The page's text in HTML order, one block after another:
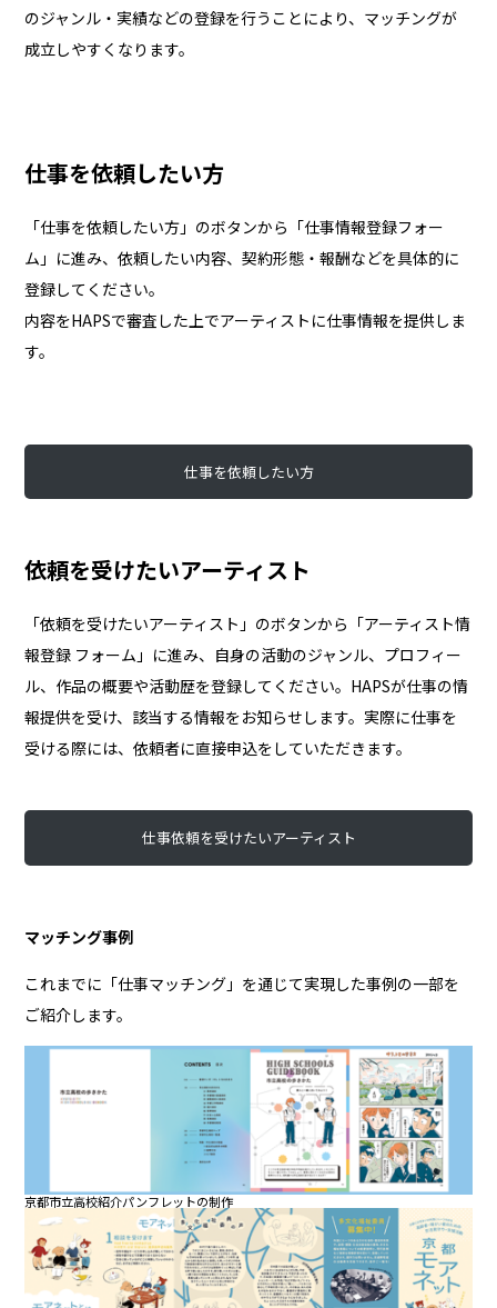
のジャンル・実績などの登録を行うことにより、マッチングが
成立しやすくなります。
仕事を依頼したい方
「仕事を依頼したい方」のボタンから「仕事情報登録フォー
ム」に進み、依頼したい内容、契約形態・報酬などを具体的に
登録してください。
内容をHAPSで審査した上でアーティストに仕事情報を提供しま
す。
仕事を依頼したい方
依頼を受けたいアーティスト
「依頼を受けたいアーティスト」のボタンから「アーティスト情
報登録 フォーム」に進み、自身の活動のジャンル、プロフィー
ル、作品の概要や活動歴を登録してください。HAPSが仕事の情
報提供を受け、該当する情報をお知らせします。実際に仕事を
受ける際には、依頼者に直接申込をしていただきます。
仕事依頼を受けたいアーティスト
マッチング事例
これまでに「仕事マッチング」を通じて実現した事例の一部を
ご紹介します。
京都市立高校紹介パンフレットの制作